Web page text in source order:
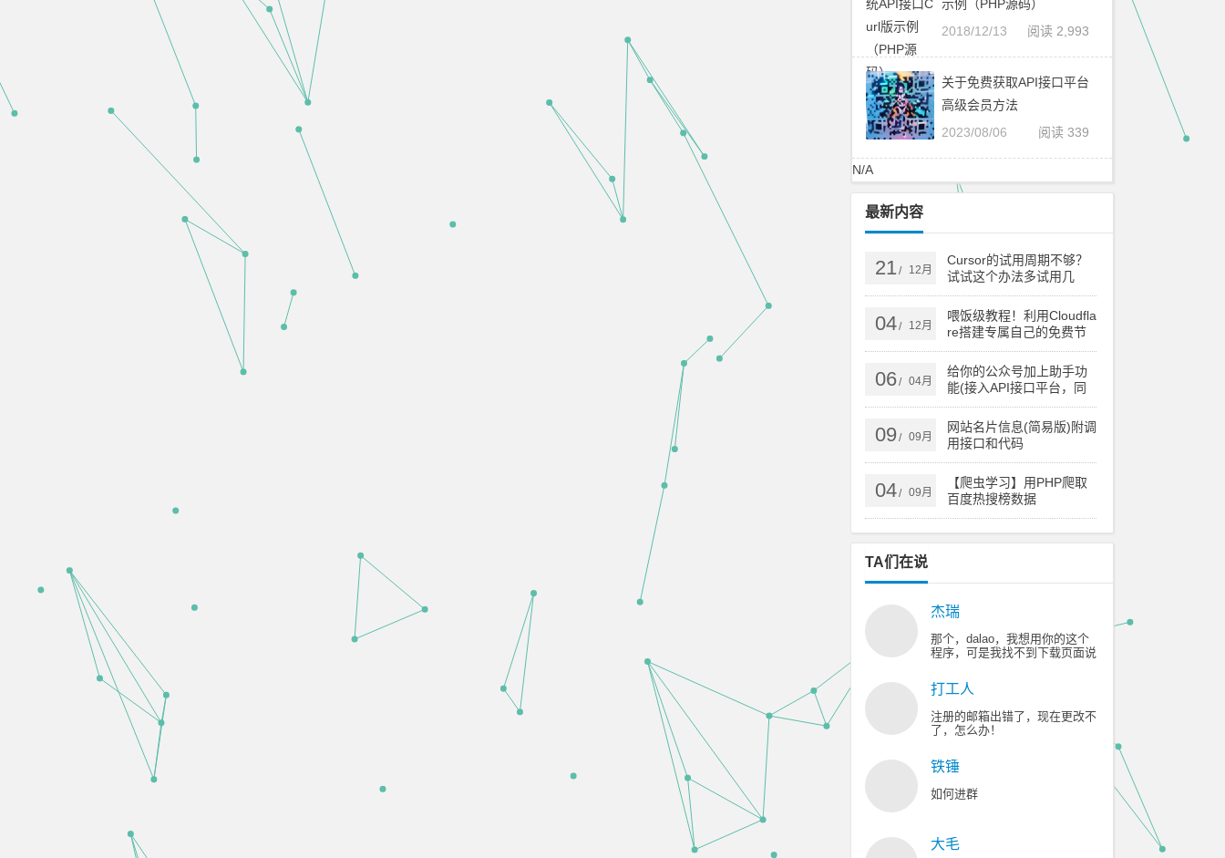
示例（PHP源码）
阅读 2,993
2018/12/13
关于免费获取API接口平台
高级会员方法
阅读 339
2023/08/06
N/A
最新内容
21 / 12月
Cursor的试用周期不够？
试试这个办法多试用几
次！
04/ 12月
喂饭级教程！利用Cloudfla
re搭建专属自己的免费节
点
06/ 04月
给你的公众号加上助手功
能(接入API接口平台，同
时支持订阅号和服务号)
09/ 09月
网站名片信息(简易版)附调
用接口和代码
04/ 09月
【爬虫学习】用PHP爬取
百度热搜榜数据
TA们在说
杰瑞
那个，dalao，我想用你的这个
程序，可是我找不到下载页面说
打工人
注册的邮箱出错了，现在更改不
了，怎么办！
铁锤
如何进群
大毛